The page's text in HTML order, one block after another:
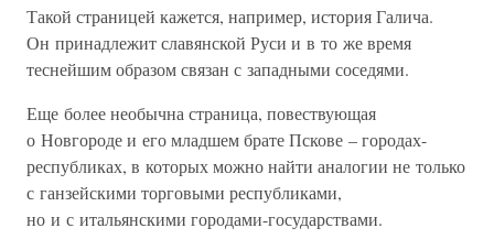
Такой страницей кажется, например, история Галича.
Он принадлежит славянской Руси и в то же время
теснейшим образом связан с западными соседями.
Еще более необычна страница, повествующая
о Новгороде и его младшем брате Пскове – городах-
республиках, в которых можно найти аналогии не только
с ганзейскими торговыми республиками,
но и с итальянскими городами-государствами.